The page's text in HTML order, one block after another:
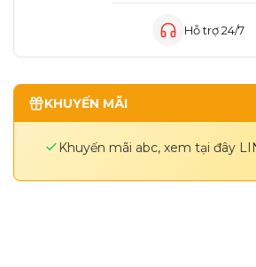
Hỗ trợ 24/7
KHUYẾN MÃI
Khuyến mãi abc, xem tại đây